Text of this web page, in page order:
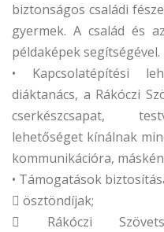
biztonságos családi
gyermek. A család és
példaképek segítségével.
• Kapcsolatépítési
diáktanács, a Rákóczi
cserkészcsapat,
lehetőséget kínálnak
kommunikációra,
• Támogatások
 ösztöndíjak;
 Rákóczi